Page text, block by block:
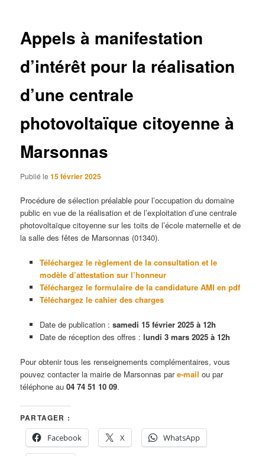
Appels à manifestation
d’intérêt pour la réalisation
d’une centrale
photovoltaïque citoyenne à
Marsonnas
Publié le15 février 2025
Procédure de sélection préalable pour l’occupation du domaine
public en vue de la réalisation et de l’exploitation d’une centrale
photovoltaïque citoyenne sur les toits de l’école maternelle et de
la salle des fêtes de Marsonnas (01340).
Téléchargez le règlement de la consultation et le
modèle d’attestation sur l’honneur
Téléchargez le formulaire de la candidature AMI en pdf
Téléchargez le cahier des charges
Date de publication : samedi 15 février 2025 à 12h
Date de réception des offres : lundi 3 mars 2025 à 12h
Pour obtenir tous les renseignements complémentaires, vous
pouvez contacter la mairie de Marsonnas pare-mail ou par
téléphone au04 74 51 10 09.
PARTAGER :
Facebook
X WhatsApp